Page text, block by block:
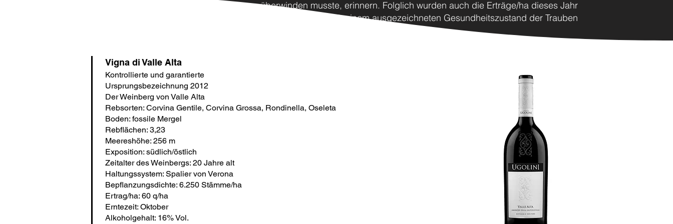
überwinden musste, erinnern. Folglich wurden auch die Erträge/ha dieses Jahr
relativ gebremst, mit einem ausgezeichneten Gesundheitszustand der Trauben
Vigna di Valle Alta
Kontrollierte und garantierte
Ursprungsbezeichnung 2012
Der Weinberg von Valle Alta
Rebsorten: Corvina Gentile, Corvina Grossa, Rondinella, Oseleta
Boden: fossile Mergel
Rebflächen: 3,23
Meereshöhe: 256 m
Exposition: südlich/östlich
Zeitalter des Weinbergs: 20 Jahre alt
Haltungssystem: Spalier von Verona
Bepflanzungsdichte: 6.250 Stämme/ha
Ertrag/ha: 60 q/ha
Erntezeit: Oktober
Alkoholgehalt: 16% Vol.